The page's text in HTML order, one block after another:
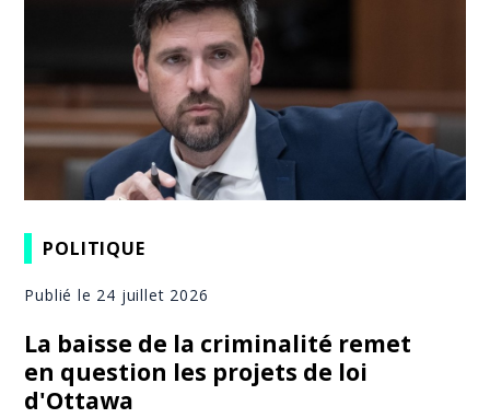
POLITIQUE
Publié le 24 juillet 2026
La baisse de la criminalité remet
en question les projets de loi
d'Ottawa